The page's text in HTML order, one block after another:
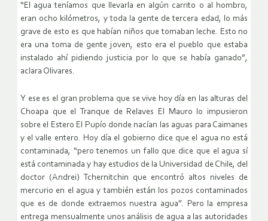
“El agua teníamos que llevarla en algún carrito o al hombro,
eran ocho kilómetros, y toda la gente de tercera edad, lo más
grave de esto es que habían niños que tomaban leche. Esto no
era una toma de gente joven, esto era el pueblo que estaba
instalado ahí pidiendo justicia por lo que se había ganado”,
aclara Olivares.
Y ese es el gran problema que se vive hoy día en las alturas del
Choapa que el Tranque de Relaves El Mauro lo impusieron
sobre el Estero El Pupío donde nacían las aguas para Caimanes
y el valle entero. Hoy día el gobierno dice que el agua no está
contaminada, “pero tenemos un fallo que dice que el agua sí
está contaminada y hay estudios de la Universidad de Chile, del
doctor (Andrei) Tchernitchin que encontró altos niveles de
mercurio en el agua y también están los pozos contaminados
que es de donde extraemos nuestra agua”. Pero la empresa
entrega mensualmente unos análisis de agua a las autoridades